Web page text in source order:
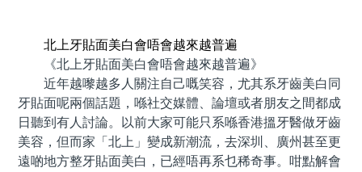
北上牙貼面美白會唔會越來越普遍
《北上牙貼面美白會唔會越來越普遍》
近年越嚟越多人關注自己嘅笑容，尤其系牙齒美白同
牙貼面呢兩個話題，喺社交媒體、論壇或者朋友之間都成
日聽到有人討論。以前大家可能只系喺香港搵牙醫做牙齒
美容，但而家「北上」變成新潮流，去深圳、廣州甚至更
遠啲地方整牙貼面美白，已經唔再系乜稀奇事。咁點解會